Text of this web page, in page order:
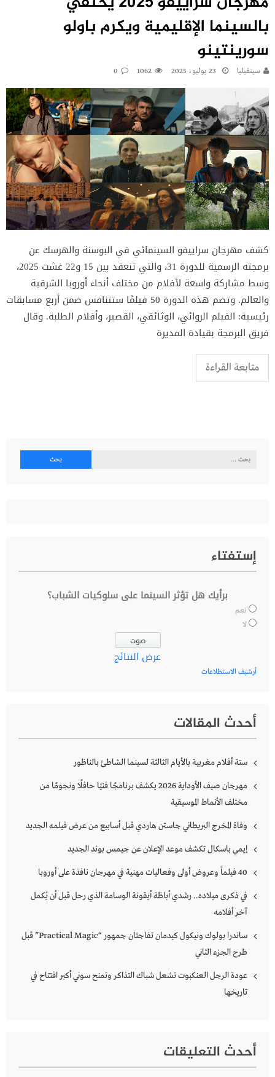
بالسينما الإقليمية ويكرم باولو
سورينتينو
سينفيليا 23 يوليو، 2025 1062
0
كشف مهرجان سراييفو السينمائي في البوسنة والهرسك عن
برمجته الرسمية للدورة 31، والتي تنعقد بين 15 و22 غشت 2025،
وسط مشاركة واسعة لأفلام من مختلف أنحاء أوروبا الشرقية
والعالم. وتضم هذه الدورة 50 فيلمًا ستتنافس ضمن أربع مسابقات
رئيسية: الفيلم الروائي، الوثائقي، القصير، وأفلام الطلبة. وقال
فريق البرمجة بقيادة المديرة
متابعة القراءة
البحث
إستفتاء
برأيك هل تؤثر السينما على سلوكيات الشباب؟
نعم
لا
عرض النتائج
أرشيف الاستطلاعات
أحدث المقالات
ستة أفلام مغربية بالأيام الثالثة لسينما الشاطئ بالناظور
مهرجان صيف الأوداية 2026 يكشف برنامجًا فنيًا حافلًا ونجومًا من
مختلف الأنماط الموسيقية
وفاة المخرج البريطاني جاستن هاردي قبل أسابيع من عرض فيلمه الجديد
إيمي باسكال تكشف موعد الإعلان عن جيمس بوند الجديد
40 فيلماً وعروض أولى وفعاليات مهنية في مهرجان نافذة على أوروبا
في ذكرى ميلاده.. رشدي أباظة أيقونة الوسامة الذي رحل قبل أن يُكمل
آخر أفلامه
ساندرا بولوك ونيكول كيدمان تفاجئان جمهور “Practical Magic” قبل
طرح الجزء الثاني
عودة الرجل العنكبوت تشعل شباك التذاكر وتمنح سوني أكبر افتتاح في
تاريخها
أحدث التعليقات